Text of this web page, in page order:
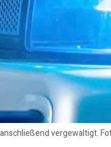
vergewaltigt.